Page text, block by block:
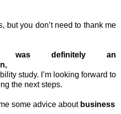
but you don’t need to thank me
was definitely an
study. I’m looking forward to
the next steps.
some advice about business